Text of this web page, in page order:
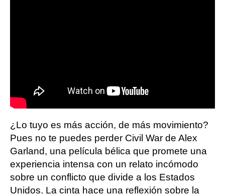
¿Lo tuyo es más acción, de más movimiento?
Pues no te puedes perder Civil War de Alex
Garland, una película bélica que promete una
experiencia intensa con un relato incómodo
sobre un conflicto que divide a los Estados
Unidos. La cinta hace una reflexión sobre la